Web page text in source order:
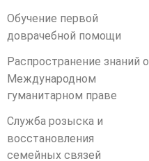
Обучение первой
доврачебной помощи
Распространение знаний о
Международном
гуманитарном праве
Служба розыска и
восстановления
семейных связей